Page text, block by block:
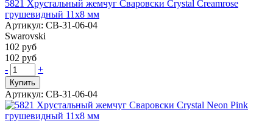
5821 Хрустальный жемчуг Сваровски Crystal Creamrose
грушевидный 11х8 мм
Артикул: СВ-31-06-04
Swarovski
102 руб
102 руб
-
+
Купить
Артикул: СВ-31-06-04